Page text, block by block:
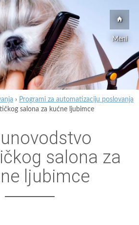
Meni
› Programi za automatizaciju poslovanja
salona za kućne ljubimce
salona za
ljubimce